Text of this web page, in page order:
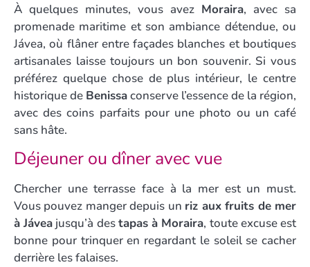
À quelques minutes, vous avez Moraira, avec sa
promenade maritime et son ambiance détendue, ou
Jávea, où flâner entre façades blanches et boutiques
artisanales laisse toujours un bon souvenir. Si vous
préférez quelque chose de plus intérieur, le centre
historique de Benissaconserve l’essence de la région,
avec des coins parfaits pour une photo ou un café
sans hâte.
Déjeuner ou dîner avec vue
Chercher une terrasse face à la mer est un must.
Vous pouvez manger depuis un riz aux fruits de mer
à Jávea jusqu’à destapas à Moraira, toute excuse est
bonne pour trinquer en regardant le soleil se cacher
derrière les falaises.